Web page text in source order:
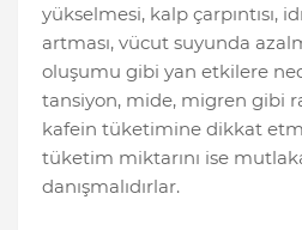
yükselmesi, kalp çarpıntısı,
artması, vücut suyunda
oluşumu gibi yan etkilere
tansiyon, mide, migren gibi
kafein tüketimine dikkat
tüketim miktarını ise
danışmalıdırlar.